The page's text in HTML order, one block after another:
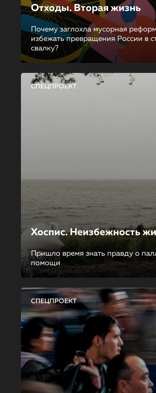
Отходы. Вторая жизнь
Почему заглохла мусорная
избежать превращения России в
свалку?
СПЕЦПРОЕКТ
Хоспис. Неизбежность
Пришло время знать правду о
помощи
СПЕЦПРОЕКТ